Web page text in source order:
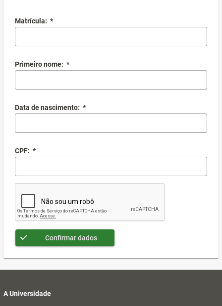
Matrícula: *
Primeiro nome: *
Data de nascimento: *
CPF: *
Confirmar dados
A Universidade